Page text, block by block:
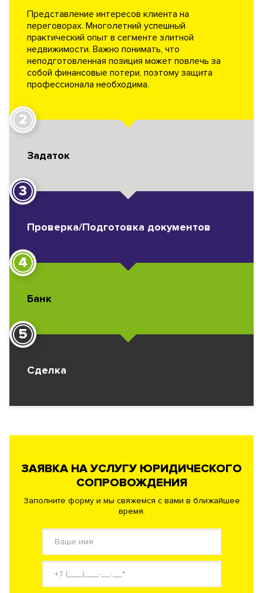
Представление интересов клиента на
переговорах. Многолетний успешный
практический опыт в сегменте элитной
недвижимости. Важно понимать, что
неподготовленная позиция может повлечь за
собой финансовые потери, поэтому защита
профессионала необходима.
2
Задаток
3
Проверка/Подготовка документов
4
Банк
5
Сделка
ЗАЯВКА НА УСЛУГУ ЮРИДИЧЕСКОГО
СОПРОВОЖДЕНИЯ
Заполните форму и мы свяжемся с вами в ближайшее
время.